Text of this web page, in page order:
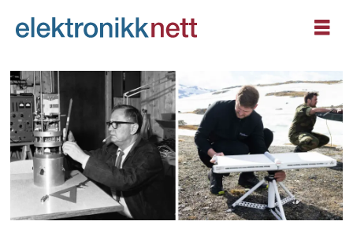
Tag:
jubileum